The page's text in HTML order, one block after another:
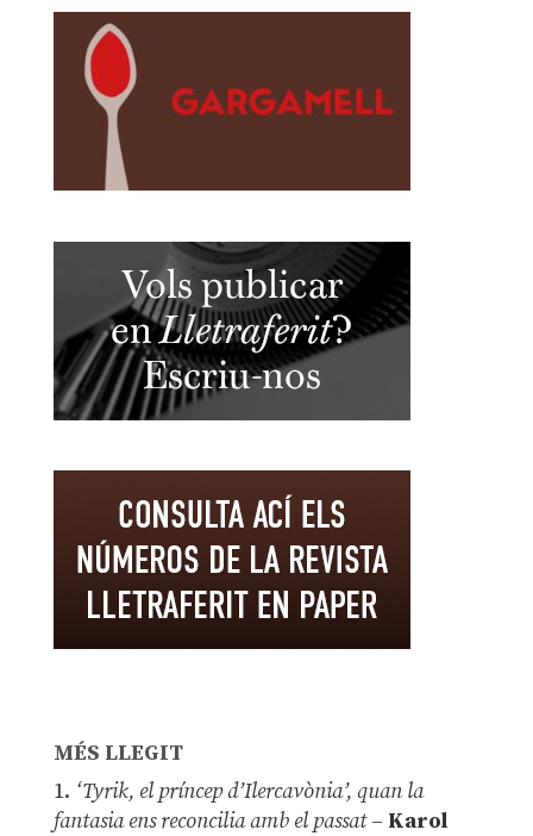
MÉS LLEGIT
1. ‘Tyrik, el príncep d’Ilercavònia’, quan la
fantasia ens reconcilia amb el passat– Karol